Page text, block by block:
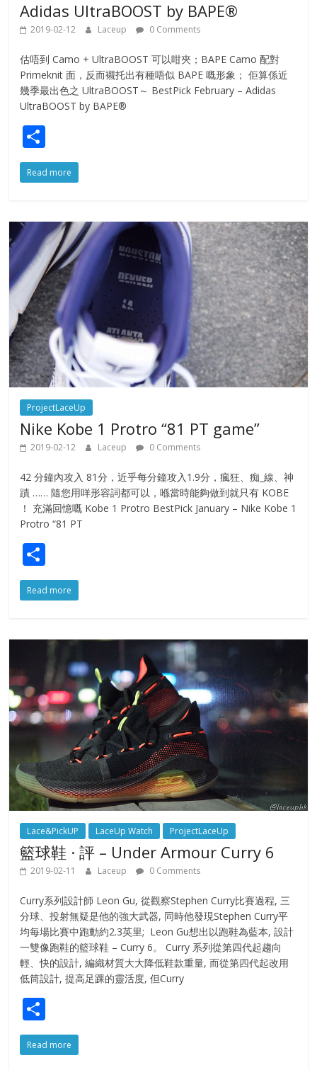
Adidas UltraBOOST by BAPE®
2019-02-12 Laceup 0 Comments
估唔到 Camo + UltraBOOST 可以咁夾；BAPE Camo 配對
Primeknit 面，反而襯托出有種唔似 BAPE 嘅形象； 佢算係近
幾季最出色之 UltraBOOST～ BestPick February – Adidas
UltraBOOST by BAPE®
h
ar
Read more
ProjectLaceUp
Nike Kobe 1 Protro “81 PT game”
2019-02-12 Laceup 0 Comments
42 分鐘內攻入 81分，近乎每分鐘攻入1.9分，瘋狂、痴_線、神
蹟 …… 隨您用咩形容詞都可以，喺當時能夠做到就只有 KOBE
！ 充滿回憶嘅 Kobe 1 Protro BestPick January – Nike Kobe 1
Protro “81 PT
h
ar
Read more
Lace&PickUP LaceUp Watch ProjectLaceUp
籃球鞋 · 評 – Under Armour Curry 6
2019-02-11 Laceup 0 Comments
Curry系列設計師 Leon Gu, 從觀察Stephen Curry比賽過程, 三
分球、投射無疑是他的強大武器, 同時他發現Stephen Curry平
均每場比賽中跑動約2.3英里; Leon Gu想出以跑鞋為藍本, 設計
一雙像跑鞋的籃球鞋 – Curry 6。 Curry 系列從第四代起趨向
輕、快的設計, 編織材質大大降低鞋款重量, 而從第四代起改用
低筒設計, 提高足踝的靈活度, 但Curry
h
ar
Read more